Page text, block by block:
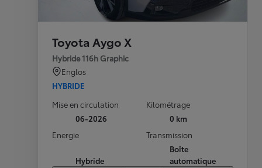
Toyota Aygo X
Hybride 116h Graphic
Englos
HYBRIDE
Mise en circulation
06-2026
Kilométrage
0 km
Energie
Hybride
Transmission
Boîte
automatique